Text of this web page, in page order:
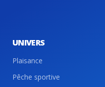
UNIVERS
Plaisance
Pêche sportive